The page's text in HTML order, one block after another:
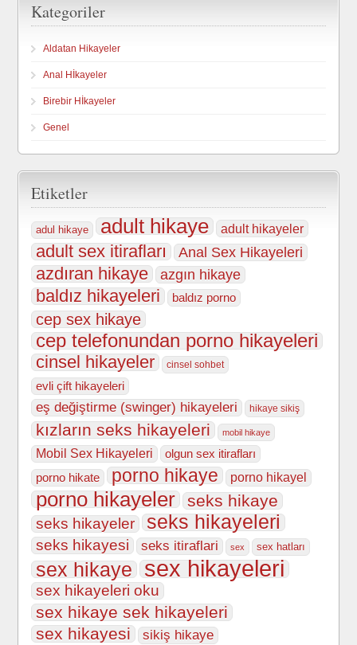
Kategoriler
Aldatan Hikayeler
Anal Hİkayeler
Birebir Hİkayeler
Genel
Etiketler
adul hikaye adult hikaye adult hikayeler
adult sex itirafları Anal Sex Hikayeleri
azdıran hikaye azgın hikaye
baldız hikayeleri baldız porno
cep sex hikaye
cep telefonundan porno hikayeleri
cinsel hikayeler cinsel sohbet
evli çift hikayeleri
eş değiştirme (swinger) hikayeleri hikaye sikiş
kızların seks hikayeleri mobil hikaye
Mobil Sex Hikayeleri
olgun sex itirafları
porno hikate
porno hikaye porno hikayel
porno hikayeler seks hikaye
seks hikayeler seks hikayeleri
seks hikayesi seks itiraflari sex sex hatları
sex hikaye sex hikayeleri
sex hikayeleri oku
sex hikaye sek hikayeleri
sex hikayesi
sikiş hikaye